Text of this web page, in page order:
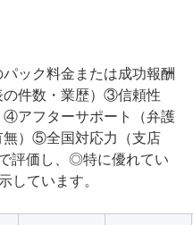
ック料金または成功報酬
件数・業歴）③信頼性
④アフターサポート（弁護
無）⑤全国対応力（支店
評価し、◎特に優れてい
しています。